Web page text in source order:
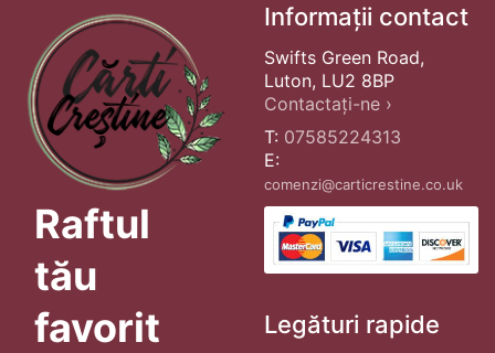
Raftul
tău
favorit
Informații contact
Swifts Green Road,
Luton, LU2 8BP
Contactați-ne ›
T: 07585224313
E:
comenzi@carticrestine.co.uk
Legături rapide